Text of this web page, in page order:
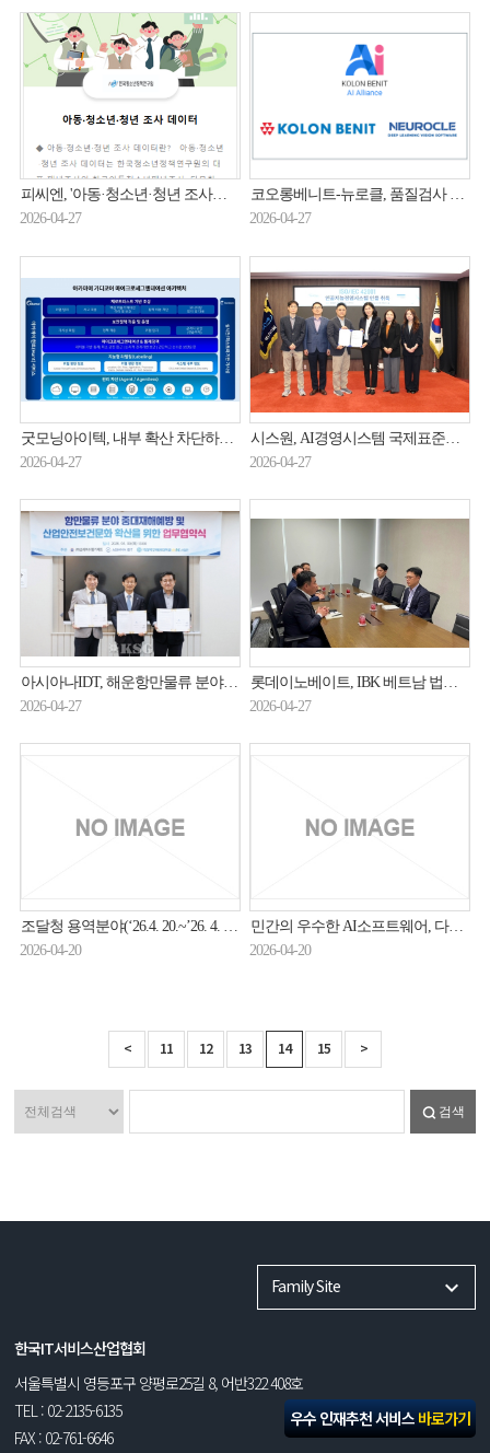
우수 인재추천 서비스바로가기
피씨엔, '아동·청소년·청년 조사데이터 개방체계' 구축…데이터 개방사업 일환
2026-04-27
코오롱베니트-뉴로클, 품질검사 AI 솔루션 출시
2026-04-27
굿모닝아이텍, 내부 확산 차단하는 제로트러스트 보안 전략 제시
2026-04-27
시스원, AI경영시스템 국제표준인증 획득
2026-04-27
아시아나IDT, 해운항만물류 분야 중대재해 예방 도우미 박차
2026-04-27
롯데이노베이트, IBK 베트남 법인 IT 프로젝트 수주
2026-04-27
조달청 용역분야(‘26.4. 20.~’26. 4. 30.) 입찰동향
2026-04-20
민간의 우수한 AI소프트웨어, 다수공급자계약으로 공공시장에 더 빠르게 진입한다
2026-04-20
< 11 12 13 14 15 >
검색
Family Site
한국IT서비스산업협회
서울특별시 영등포구 양평로25길 8, 어반322 408호
TEL : 02-2135-6135
FAX : 02-761-6646